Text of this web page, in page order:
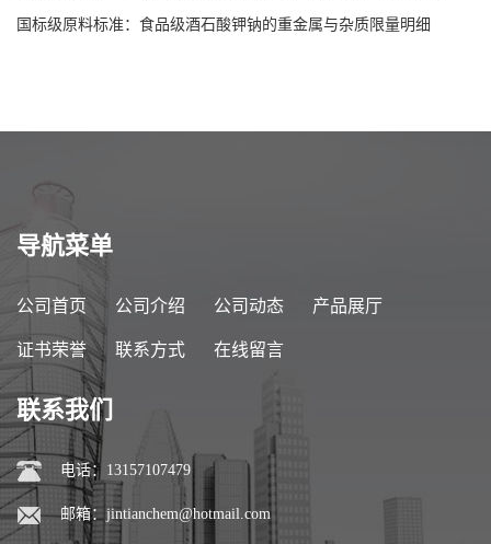
国标级原料标准：食品级酒石酸钾钠的重金属与杂质限量明细
导航菜单
公司首页 公司介绍 公司动态 产品展厅
证书荣誉 联系方式 在线留言
联系我们
电话：13157107479
邮箱： jintianchem@hotmail.com